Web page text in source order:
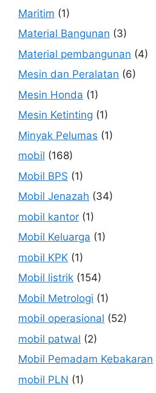
Maritim (1)
Material Bangunan (3)
Material pembangunan (4)
Mesin dan Peralatan (6)
Mesin Honda (1)
Mesin Ketinting (1)
Minyak Pelumas (1)
mobil (168)
Mobil BPS (1)
Mobil Jenazah (34)
mobil kantor (1)
Mobil Keluarga (1)
mobil KPK (1)
Mobil listrik (154)
Mobil Metrologi (1)
mobil operasional (52)
mobil patwal (2)
Mobil Pemadam Kebakaran
mobil PLN (1)